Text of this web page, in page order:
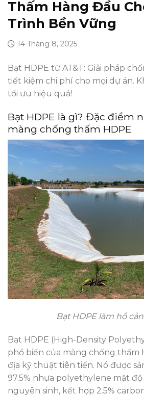
Thấm Hàng Đầu
Trình Bền Vững
14 Tháng 8, 2025
Bạt HDPE từ AT&T: Giải pháp
tiết kiệm chi phí cho mọi dự án.
tối ưu hiệu quả!
Bạt HDPE là gì? Đặc điểm
màng chống thấm HDPE
Bạt HDPE làm hồ
Bạt HDPE (High-Density
phổ biến của màng chống thấm
địa kỹ thuật tiên tiến. Nó được
97.5% nhựa polyethylene mật độ
nguyên sinh, kết hợp 2.5%